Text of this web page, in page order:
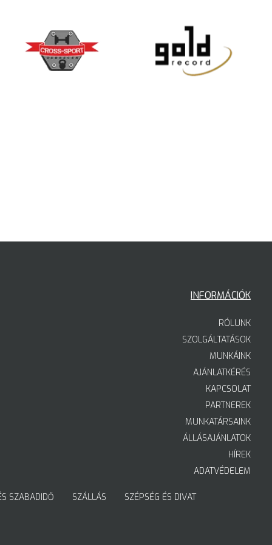
INFORMÁCIÓK
RÓLUNK
SZOLGÁLTATÁSOK
MUNKÁINK
AJÁNLATKÉRÉS
KAPCSOLAT
PARTNEREK
MUNKATÁRSAINK
ÁLLÁSAJÁNLATOK
HÍREK
ADATVÉDELEM
SZABADIDŐ SZÁLLÁS SZÉPSÉG ÉS DIVAT